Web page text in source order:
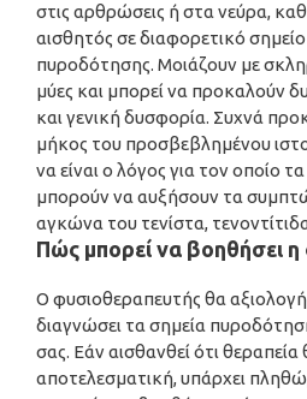
στις αρθρώσεις ή στα νεύρα,
αισθητός σε διαφορετικό
πυροδότησης. Μοιάζουν με
μύες και μπορεί να προκαλούν
και γενική δυσφορία. Συχνά
μήκος του προσβεβλημένου
να είναι ο λόγος για τον οποίο
μπορούν να αυξήσουν τα
αγκώνα του τενίστα,
Πώς μπορεί να βοηθήσει η
Ο φυσιοθεραπευτής θα
διαγνώσει τα σημεία
σας. Εάν αισθανθεί ότι θεραπεία
αποτελεσματική, υπάρχει